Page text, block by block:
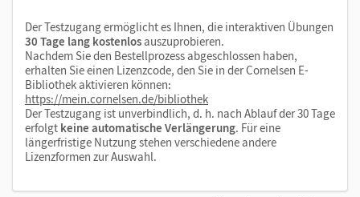
unserer Lehr- und Lernplattform lernen.cornelsen.de
Der Testzugang ermöglicht es Ihnen, die interaktiven Übungen
30 Tage lang kostenlosauszuprobieren.
Nachdem Sie den Bestellprozess abgeschlossen haben,
erhalten Sie einen Lizenzcode, den Sie in der Cornelsen E-
Bibliothek aktivieren können:
https://mein.cornelsen.de/bibliothek
Der Testzugang ist unverbindlich, d. h. nach Ablauf der 30 Tage
erfolgt keine automatische Verlängerung. Für eine
längerfristige Nutzung stehen verschiedene andere
Lizenzformen zur Auswahl.